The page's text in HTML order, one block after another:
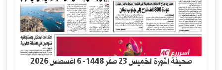
صحيفة الثورة الخميس 23 صفر 1448- 6 اغسطس 2026